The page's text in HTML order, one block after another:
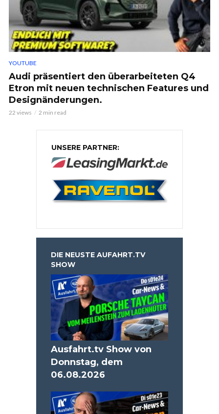
YOUTUBE
Audi präsentiert den überarbeiteten Q4
Etron mit neuen technischen Features und
Designänderungen.
22 views 2 min read
UNSERE PARTNER:
DIE NEUSTE AUFAHRT.TV
SHOW
Ausfahrt.tv Show von
Donnstag, dem
06.08.2026